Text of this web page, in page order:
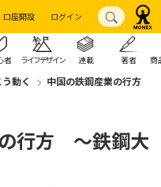
口座開設 ログイン
者 ライフデザイン 連載 著者 商
動く
中国の鉄鋼産業の行方
行方 ～鉄鋼大